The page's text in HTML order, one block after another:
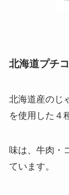
北海道プチ
北海道産のじ
を使用した４
味は、牛肉・
ています。